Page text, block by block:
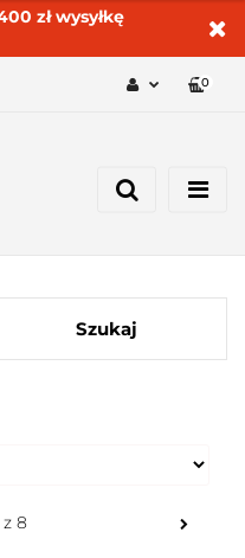
zł wysyłkę
Dodaj zgłoszenie
0
Szukaj